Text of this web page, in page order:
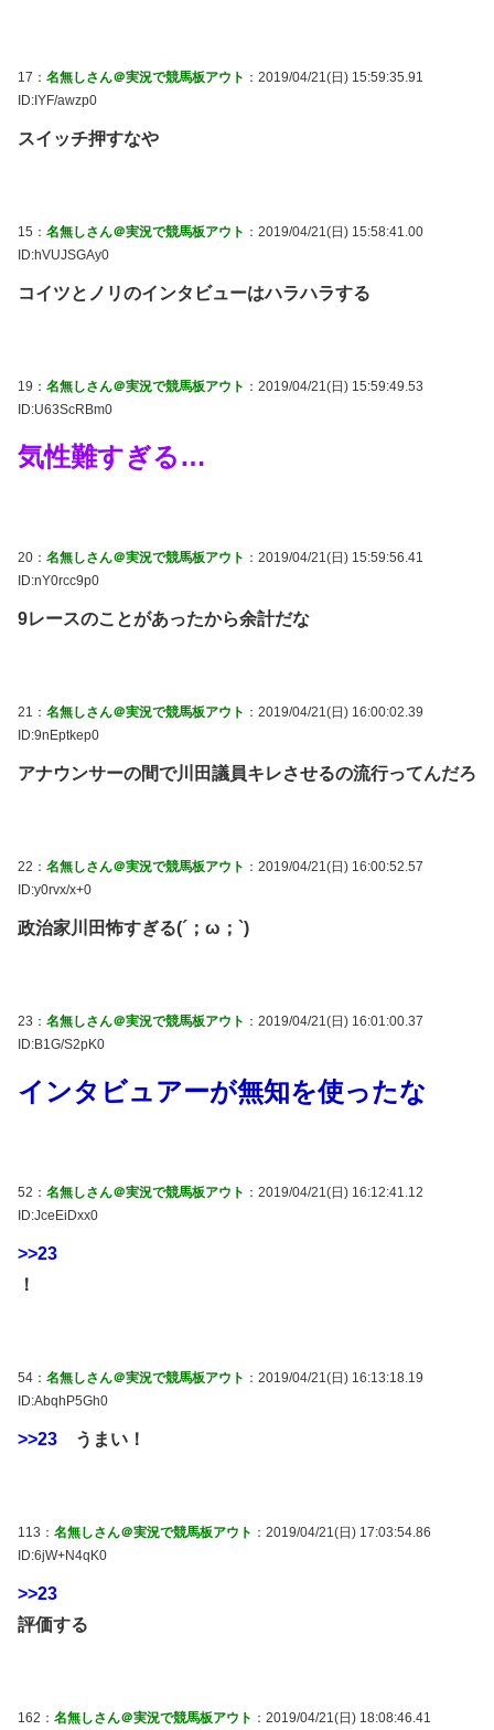
17： 名無しさん＠実況で競馬板アウト ：2019/04/21(日) 15:59:35.91
ID:IYF/awzp0
スイッチ押すなや
15： 名無しさん＠実況で競馬板アウト ：2019/04/21(日) 15:58:41.00
ID:hVUJSGAy0
コイツとノリのインタビューはハラハラする
19： 名無しさん＠実況で競馬板アウト ：2019/04/21(日) 15:59:49.53
ID:U63ScRBm0
気性難すぎる…
20： 名無しさん＠実況で競馬板アウト ：2019/04/21(日) 15:59:56.41
ID:nY0rcc9p0
9レースのことがあったから余計だな
21： 名無しさん＠実況で競馬板アウト ：2019/04/21(日) 16:00:02.39
ID:9nEptkep0
アナウンサーの間で川田議員キレさせるの流行ってんだろ
22： 名無しさん＠実況で競馬板アウト ：2019/04/21(日) 16:00:52.57
ID:y0rvx/x+0
政治家川田怖すぎる(´；ω；`)
23： 名無しさん＠実況で競馬板アウト ：2019/04/21(日) 16:01:00.37
ID:B1G/S2pK0
インタビュアーが無知を使ったな
52： 名無しさん＠実況で競馬板アウト ：2019/04/21(日) 16:12:41.12
ID:JceEiDxx0
>>23
！
54： 名無しさん＠実況で競馬板アウト ：2019/04/21(日) 16:13:18.19
ID:AbqhP5Gh0
>>23 うまい！
113： 名無しさん＠実況で競馬板アウト ：2019/04/21(日) 17:03:54.86
ID:6jW+N4qK0
>>23
評価する
162： 名無しさん＠実況で競馬板アウト ：2019/04/21(日) 18:08:46.41